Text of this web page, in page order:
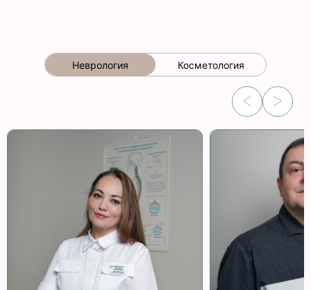
Неврология Косметология